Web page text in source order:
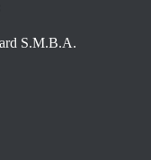
S.M.B.A.